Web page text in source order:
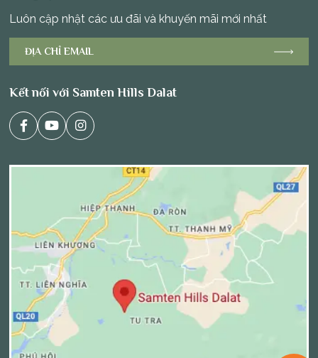
Luôn cập nhật các ưu đãi và khuyến mãi mới nhất
Kết nối với Samten Hills Dalat